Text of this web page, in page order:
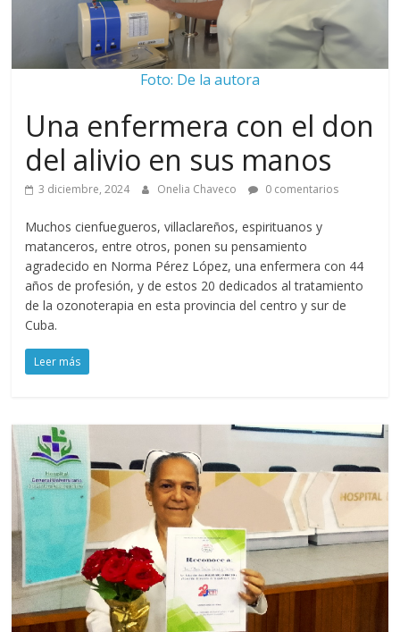
Foto: De la autora
Una enfermera con el don
del alivio en sus manos
3 diciembre, 2024 Onelia Chaveco 0 comentarios
Muchos cienfuegueros, villaclareños, espirituanos y
matanceros, entre otros, ponen su pensamiento
agradecido en Norma Pérez López, una enfermera con 44
años de profesión, y de estos 20 dedicados al tratamiento
de la ozonoterapia en esta provincia del centro y sur de
Cuba.
Leer más